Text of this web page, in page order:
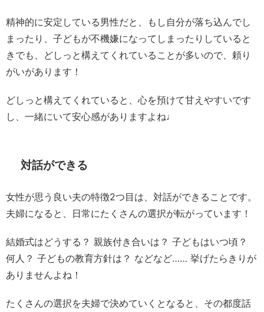
精神的に安定している男性だと、もし自分が落ち込んでし
まったり、子どもが不機嫌になってしまったりしていると
きでも、どしっと構えてくれていることが多いので、頼り
がいがあります！
どしっと構えてくれていると、心を預けて甘えやすいです
し、一緒にいて安心感がありますよね♩
対話ができる
女性が思う良い夫の特徴2つ目は、対話ができることです。
夫婦になると、日常にたくさんの選択が転がっています！
結婚式はどうする？ 親族付き合いは？ 子どもはいつ頃？
何人？ 子どもの教育方針は？ などなど…… 挙げたらきりが
ありませんよね！
たくさんの選択を夫婦で決めていくとなると、その都度話